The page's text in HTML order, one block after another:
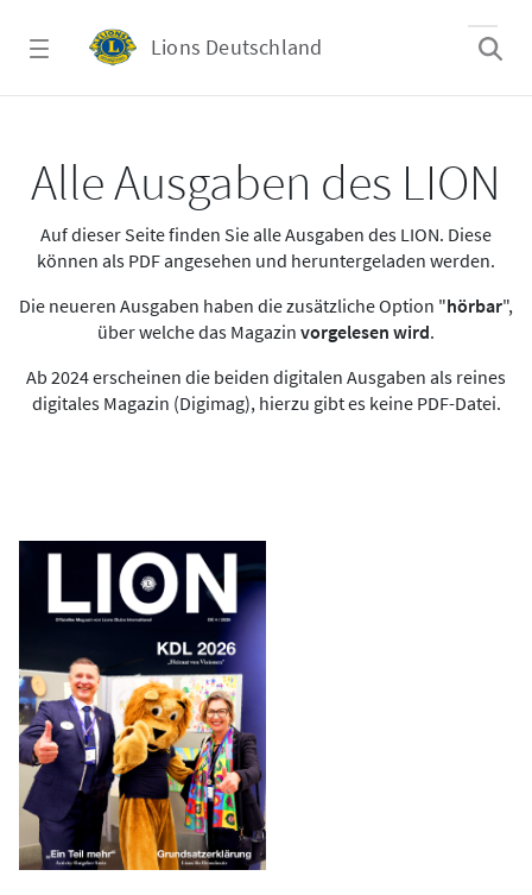
Lions Deutschland
Alle Ausgaben des LION
Auf dieser Seite finden Sie alle Ausgaben des LION. Diese
können als PDF angesehen und heruntergeladen werden.
Die neueren Ausgaben haben die zusätzliche Option "hörbar",
über welche das Magazin vorgelesen wird.
Ab 2024 erscheinen die beiden digitalen Ausgaben als reines
digitales Magazin (Digimag), hierzu gibt es keine PDF-Datei.